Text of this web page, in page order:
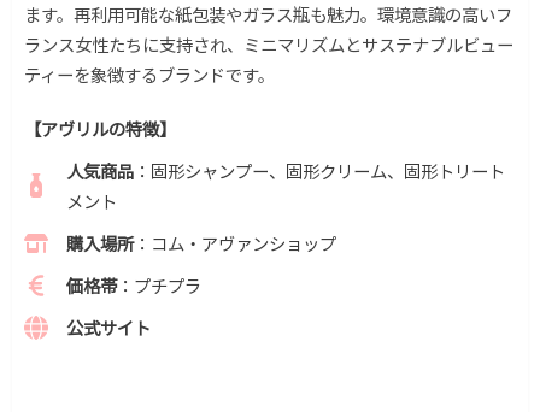
ます。再利用可能な紙包装やガラス瓶も魅力。環境意識の高いフ
ランス女性たちに支持され、ミニマリズムとサステナブルビュー
ティーを象徴するブランドです。
【アヴリルの特徴】
人気商品 ：固形シャンプー、固形クリーム、固形トリート
メント
購入場所：コム・アヴァンショップ
価格帯：プチプラ
公式サイト